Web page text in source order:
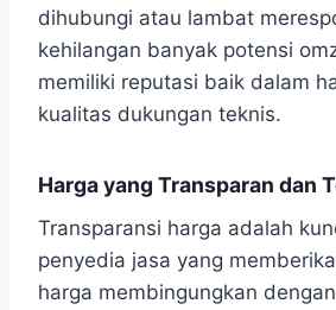
dihubungi atau lambat
kehilangan banyak potensi
memiliki reputasi baik dalam
kualitas dukungan teknis.
Harga yang Transparan dan
Transparansi harga adalah
penyedia jasa yang
harga membingungkan